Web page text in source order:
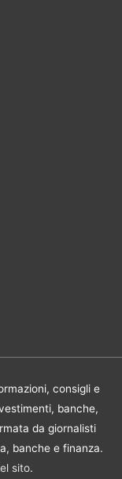
consigli e
banche,
da giornalisti
banche e finanza.
sito.